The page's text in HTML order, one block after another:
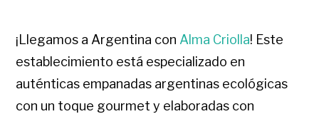
¡Llegamos a Argentina con Alma Criolla! Este
establecimiento está especializado en
auténticas empanadas argentinas ecológicas
con un toque gourmet y elaboradas con